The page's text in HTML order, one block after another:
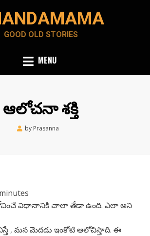
GOOD OLD STORIES
MENU
ఆలోచనా శక్తి
by Prasanna
minutes
విధానానికి చాలా తేడా ఉంది. ఎలా అని
, మన మెదడు ఇంకోటి ఆలోచిస్తాది. ఈ